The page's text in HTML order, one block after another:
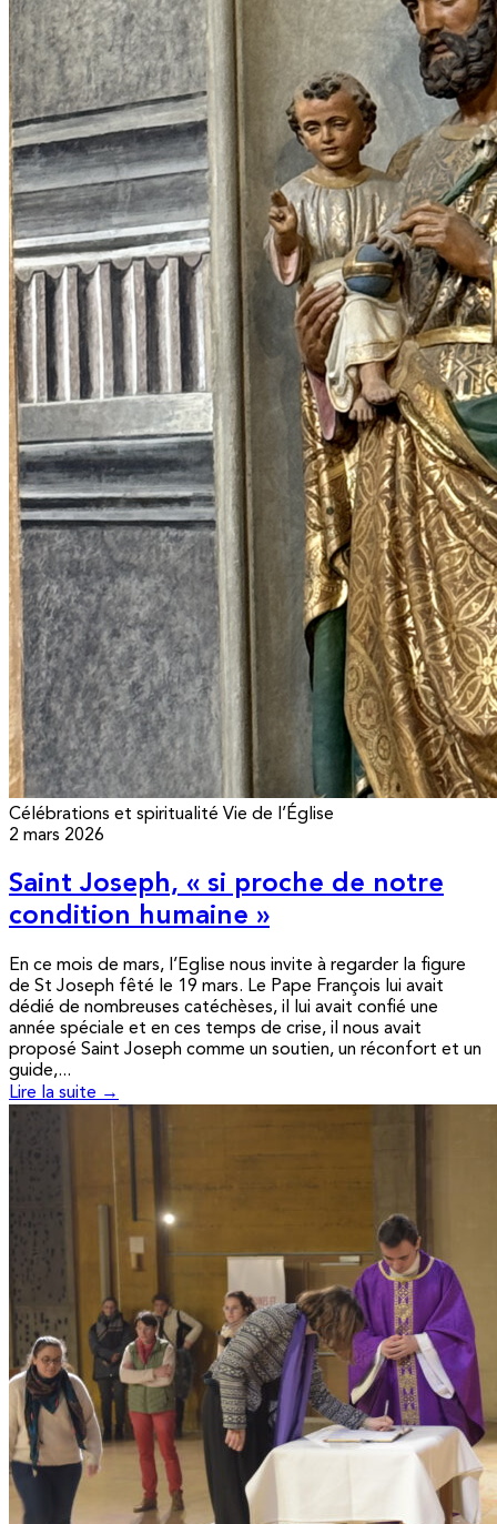
Célébrations et spiritualité Vie de l’Église
2 mars 2026
Saint Joseph, « si proche de notre
condition humaine »
En ce mois de mars, l’Eglise nous invite à regarder la figure
de St Joseph fêté le 19 mars. Le Pape François lui avait
dédié de nombreuses catéchèses, il lui avait confié une
année spéciale et en ces temps de crise, il nous avait
proposé Saint Joseph comme un soutien, un réconfort et un
guide,...
Lire la suite →